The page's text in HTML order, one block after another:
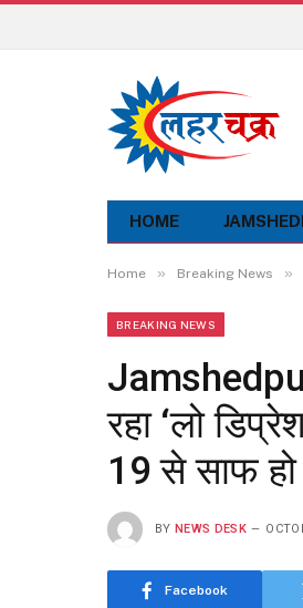
HOME
Home » Breaking News »
BREAKING NEWS
रहा ‘लो
19 से साफ हो
BY NEWS DESK
Facebook